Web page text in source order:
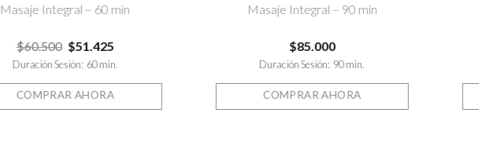
Masaje Integral – 60 min
$60.500 $51.425
Duración Sesión: 60 min.
COMPRAR AHORA
Masaje Integral – 90 min
$85.000
Duración Sesión: 90 min.
COMPRAR AHORA